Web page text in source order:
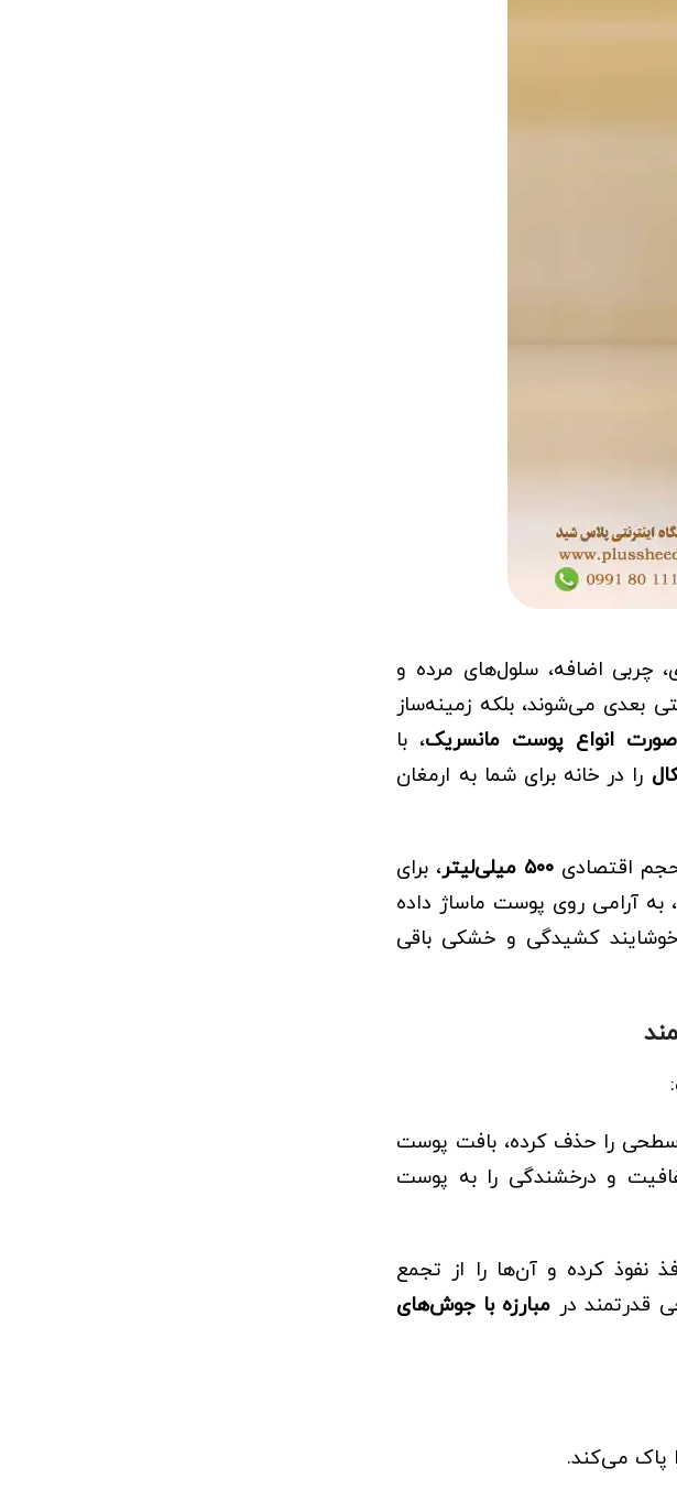
چربی اضافه، سلول‌های مرده و
بعدی می‌شوند، بلکه زمینه‌ساز
انواع پوست مانسریک، با
را در خانه برای شما به ارمغان
حجم اقتصادی ۵۰۰ میلی‌لیتر
، برای
به آرامی روی پوست ماساژ داده
کشیدگی و خشکی باقی
را حذف کرده، بافت پوست
و درخشندگی را به پوست
نفوذ کرده و آن‌ها را از تجمع
قدرتمند در مبارزه با جوش‌های
پاک می‌کند.